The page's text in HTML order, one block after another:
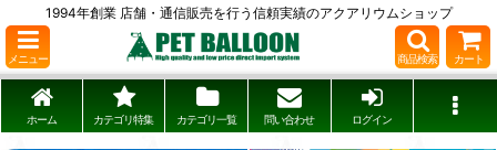
1994年創業 店舗・通信販売を行う信頼実績のアクアリウムショップ
メニュー 商品検索 カート
ホーム カテゴリ特集 カテゴリ一覧 問い合わせ ログイン